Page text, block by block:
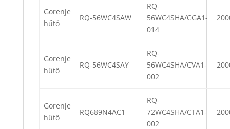
Gorenje
hűtő
RQ-56WC4SAW
RQ-
56WC4SHA/CGA1-
014
Gorenje
hűtő
RQ-56WC4SAY
RQ-
56WC4SHA/CVA1-
002
Gorenje
hűtő
RQ689N4AC1
RQ-
72WC4SHA/CTA1-
002